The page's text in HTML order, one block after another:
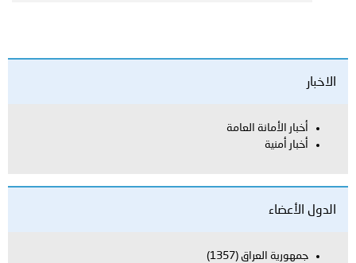
الاخبار
أخبار الأمانة العامة
أخبار أمنية
الدول الأعضاء
جمهورية العراق (1357)